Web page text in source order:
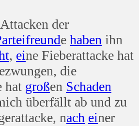
der
freunde haben ihn
, eine Fieberattacke hat
die
hat großen Schaden
überfällt ab und zu
nach einer